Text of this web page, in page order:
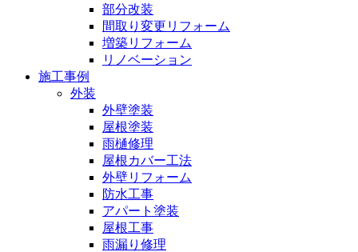
部分改装
間取り変更リフォーム
増築リフォーム
リノベーション
施工事例
外装
外壁塗装
屋根塗装
雨樋修理
屋根カバー工法
外壁リフォーム
防水工事
アパート塗装
屋根工事
雨漏り修理